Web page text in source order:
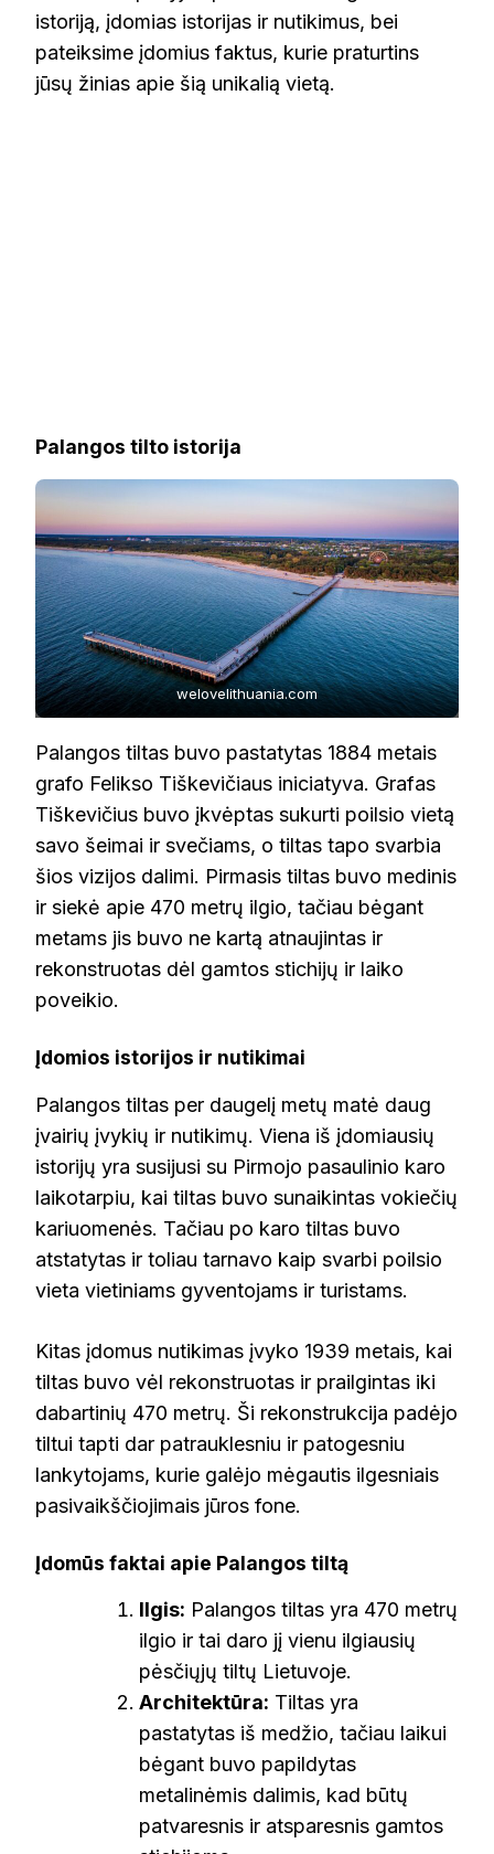
istoriją, įdomias istorijas ir nutikimus, bei
pateiksime įdomius faktus, kurie praturtins
jūsų žinias apie šią unikalią vietą.
Palangos tilto istorija
welovelithuania.com
Palangos tiltas buvo pastatytas 1884 metais
grafo Felikso Tiškevičiaus iniciatyva. Grafas
Tiškevičius buvo įkvėptas sukurti poilsio vietą
savo šeimai ir svečiams, o tiltas tapo svarbia
šios vizijos dalimi. Pirmasis tiltas buvo medinis
ir siekė apie 470 metrų ilgio, tačiau bėgant
metams jis buvo ne kartą atnaujintas ir
rekonstruotas dėl gamtos stichijų ir laiko
poveikio.
Įdomios istorijos ir nutikimai
Palangos tiltas per daugelį metų matė daug
įvairių įvykių ir nutikimų. Viena iš įdomiausių
istorijų yra susijusi su Pirmojo pasaulinio karo
laikotarpiu, kai tiltas buvo sunaikintas vokiečių
kariuomenės. Tačiau po karo tiltas buvo
atstatytas ir toliau tarnavo kaip svarbi poilsio
vieta vietiniams gyventojams ir turistams.
Kitas įdomus nutikimas įvyko 1939 metais, kai
tiltas buvo vėl rekonstruotas ir prailgintas iki
dabartinių 470 metrų. Ši rekonstrukcija padėjo
tiltui tapti dar patrauklesniu ir patogesniu
lankytojams, kurie galėjo mėgautis ilgesniais
pasivaikščiojimais jūros fone.
Įdomūs faktai apie Palangos tiltą
Ilgis: Palangos tiltas yra 470 metrų
ilgio ir tai daro jį vienu ilgiausių
pėsčiųjų tiltų Lietuvoje.
Architektūra: Tiltas yra
pastatytas iš medžio, tačiau laikui
bėgant buvo papildytas
metalinėmis dalimis, kad būtų
patvaresnis ir atsparesnis gamtos